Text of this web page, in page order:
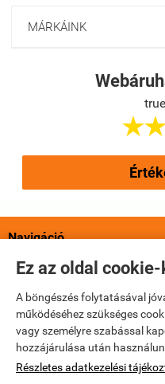
Ez az oldal
A böngészés folytatásával
működéséhez szükséges
vagy személyre szabással
hozzájárulása után
Részletes adatkezelési
MÁRKÁINK

Navigáció
Saját fiók
Bemutatkozás
Elérhetőségek